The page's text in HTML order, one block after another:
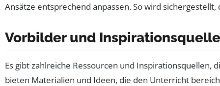
Ansätze entsprechend anpassen. So wird
Vorbilder und
Es gibt zahlreiche Ressourcen und
bieten Materialien und Ideen, die den Unterricht